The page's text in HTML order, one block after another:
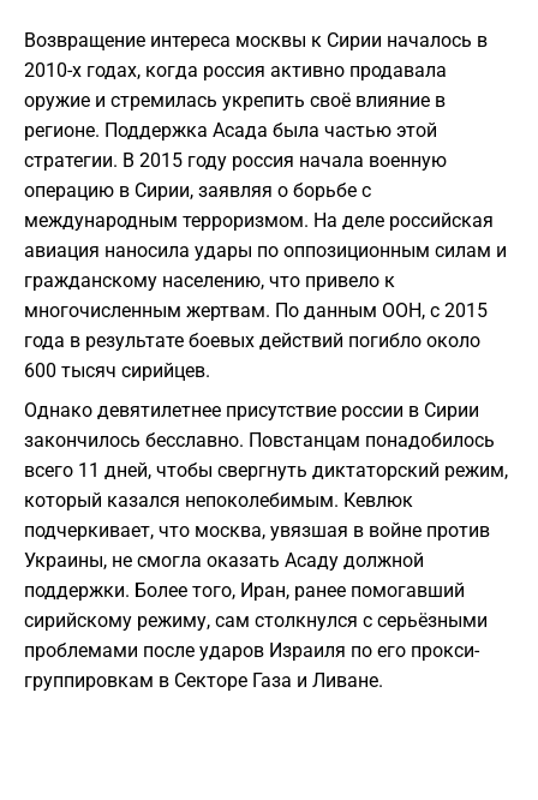
Возвращение интереса москвы к Сирии началось в
2010-х годах, когда россия активно продавала
оружие и стремилась укрепить своё влияние в
регионе. Поддержка Асада была частью этой
стратегии. В 2015 году россия начала военную
операцию в Сирии, заявляя о борьбе с
международным терроризмом. На деле российская
авиация наносила удары по оппозиционным силам и
гражданскому населению, что привело к
многочисленным жертвам. По данным ООН, с 2015
года в результате боевых действий погибло около
600 тысяч сирийцев.
Однако девятилетнее присутствие россии в Сирии
закончилось бесславно. Повстанцам понадобилось
всего 11 дней, чтобы свергнуть диктаторский режим,
который казался непоколебимым. Кевлюк
подчеркивает, что москва, увязшая в войне против
Украины, не смогла оказать Асаду должной
поддержки. Более того, Иран, ранее помогавший
сирийскому режиму, сам столкнулся с серьёзными
проблемами после ударов Израиля по его прокси-
группировкам в Секторе Газа и Ливане.